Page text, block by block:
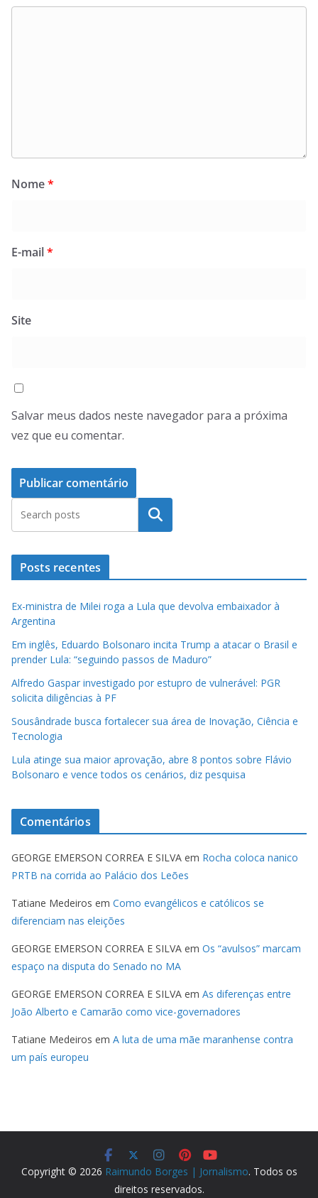
Nome*
E-mail*
Site
Salvar meus dados neste navegador para a próxima
vez que eu comentar.
Pesquisar
Posts recentes
Ex-ministra de Milei roga a Lula que devolva embaixador à
Argentina
Em inglês, Eduardo Bolsonaro incita Trump a atacar o Brasil e
prender Lula: “seguindo passos de Maduro”
Alfredo Gaspar investigado por estupro de vulnerável: PGR
solicita diligências à PF
Sousândrade busca fortalecer sua área de Inovação, Ciência e
Tecnologia
Lula atinge sua maior aprovação, abre 8 pontos sobre Flávio
Bolsonaro e vence todos os cenários, diz pesquisa
Comentários
GEORGE EMERSON CORREA E SILVA em Rocha coloca nanico
PRTB na corrida ao Palácio dos Leões
Tatiane Medeiros em Como evangélicos e católicos se
diferenciam nas eleições
GEORGE EMERSON CORREA E SILVA em Os “avulsos” marcam
espaço na disputa do Senado no MA
GEORGE EMERSON CORREA E SILVA em As diferenças entre
João Alberto e Camarão como vice-governadores
Tatiane Medeiros em A luta de uma mãe maranhense contra
um país europeu
Copyright © 2026 Raimundo Borges | Jornalismo. Todos os
direitos reservados.